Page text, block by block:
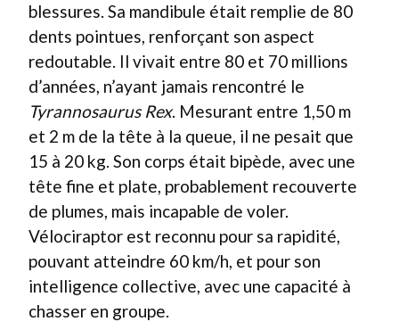
blessures. Sa mandibule était remplie de 80
dents pointues, renforçant son aspect
redoutable. Il vivait entre 80 et 70 millions
d’années, n’ayant jamais rencontré le
Tyrannosaurus Rex. Mesurant entre 1,50 m
et 2 m de la tête à la queue, il ne pesait que
15 à 20 kg. Son corps était bipède, avec une
tête fine et plate, probablement recouverte
de plumes, mais incapable de voler.
Vélociraptor est reconnu pour sa rapidité,
pouvant atteindre 60 km/h, et pour son
intelligence collective, avec une capacité à
chasser en groupe.